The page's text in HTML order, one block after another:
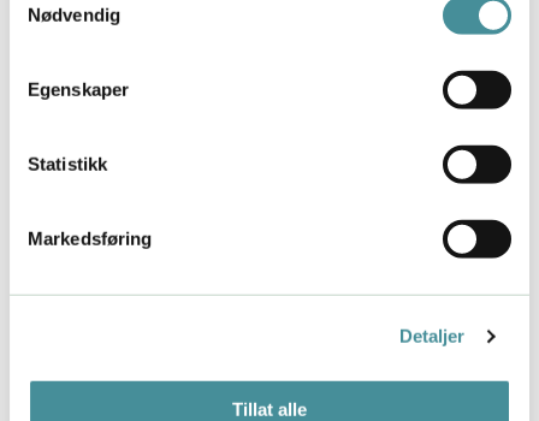
Nødvendig
Egenskaper
Statistikk
Markedsføring
Detaljer
Tillat alle
arbeidsmiljøet du befinner deg i. Du får rett og slett
hensikt med boken er å hjelpe deg som har masse å
møte med dine indre demoner, finner du mot og
spiller opp til, fremfor å tone ned, de feminine
Suveren på jobb:
Hvordan de beste gjør mindre, jobber
bedre og oppnår mer